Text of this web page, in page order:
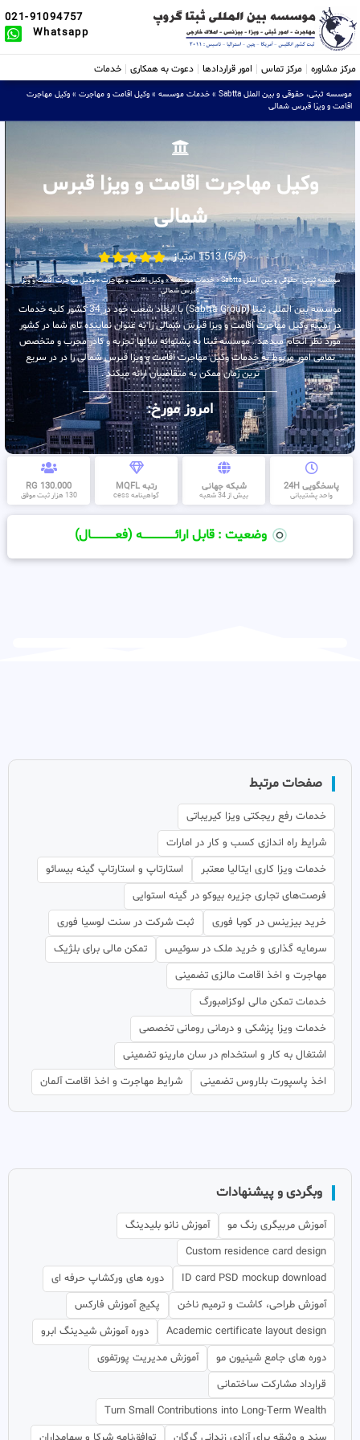
021-91094757
Whatsapp
مرکز مشاوره مرکز تماس امور قراردادها دعوت به همکاری خدمات
موسسه ثبتی، حقوقی و بین الملل Sabtta » خدمات موسسه » وکیل اقامت و مهاجرت » وکیل مهاجرت
اقامت و ویزا قبرس شمالی
وکیل مهاجرت اقامت و ویزا قبرس
شمالی
(5/5) 1513 امتیاز
موسسه ثبتی، حقوقی و بین الملل Sabtta »خدمات موسسه»وکیل اقامت و مهاجرت»وکیل مهاجرت اقامت و ویزا
قبرس شمالی
موسسه بین المللی ثبتا (Sabtta Group) با ایجاد شعب خود در 34 کشور کلیه خدمات
در زمینه وکیل مهاجرت اقامت و ویزا قبرس شمالی را به عنوان نماینده تام شما در کشور
مورد نظر انجام میدهد . موسسه ثبتا به پشتوانه سالها تجربه و کادر مجرب و متخصص
تمامی امور مربوط به خدمات وکیل مهاجرت اقامت و ویزا قبرس شمالی را در در سریع
ترین زمان ممکن به متقاضیان ارائه میکند .
امروز مورخ:
پاسخگویی 24H
واحد پشتیبانی
شبکه جهانی
بیش از 34 شعبه
رتبه MQFL
گواهینامه cess
130.000 RG
130 هزار ثبت موفق
وضعیت : قابل ارائــــــــــــــــــــه (فعـــــــــــــــال)
صفحات مرتبط
خدمات رفع ریجکتی ویزا کیریباتی
شرایط راه اندازی کسب و کار در امارات
خدمات ویزا کاری ایتالیا معتبر
استارتاپ و استارتاپ گینه بیسائو
فرصت‌های تجاری جزیره بیوکو در گینه استوایی
خرید بیزینس در کوبا فوری
ثبت شرکت در سنت لوسیا فوری
سرمایه گذاری و خرید ملک در سوئیس
تمکن مالی برای بلژیک
مهاجرت و اخذ اقامت مالزی تضمینی
خدمات تمکن مالی لوکزامبورگ
خدمات ویزا پزشکی و درمانی رومانی تخصصی
اشتغال به کار و استخدام در سان مارینو تضمینی
اخذ پاسپورت بلاروس تضمینی
شرایط مهاجرت و اخذ اقامت آلمان
وبگردی و پیشنهادات
آموزش مربیگری رنگ مو
آموزش نانو بلیدینگ
Custom residence card design
ID card PSD mockup download
دوره های ورکشاپ حرفه ای
آموزش طراحی، کاشت و ترمیم ناخن
پکیج آموزش فارکس
Academic certificate layout design
دوره آموزش شیدینگ ابرو
دوره های جامع شینیون مو
آموزش مدیریت پورتفوی
قرارداد مشارکت ساختمانی
Turn Small Contributions into Long-Term Wealth